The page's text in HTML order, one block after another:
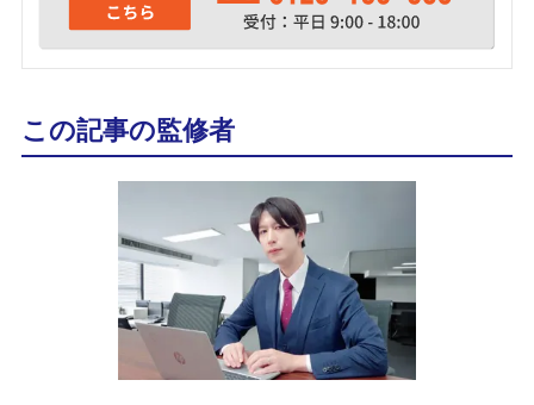
この記事の監修者